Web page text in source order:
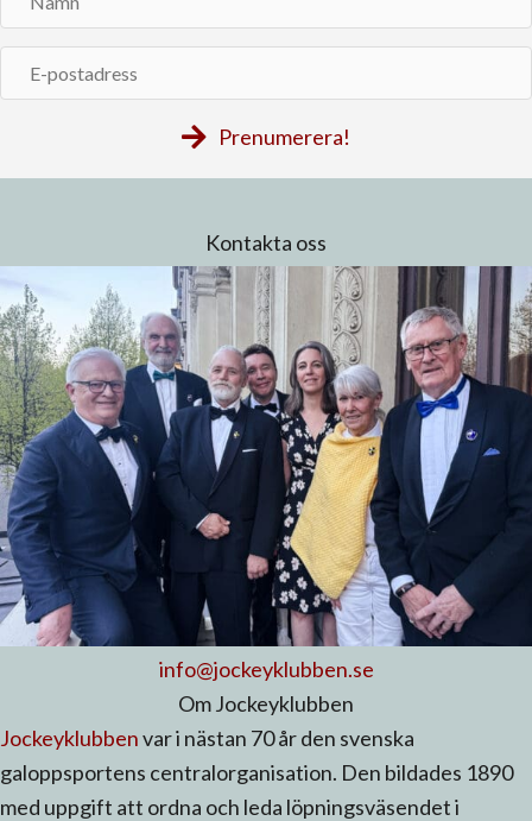
postadress
Prenumerera!
Kontakta oss
info@jockeyklubben.se
Om Jockeyklubben
Jockeyklubbenvar i nästan 70 år den svenska
galoppsportens centralorganisation. Den bildades 1890
med uppgift att ordna och leda löpningsväsendet i